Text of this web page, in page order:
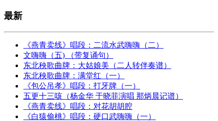
最新
《燕青卖线》唱段：二流水武嗨嗨（二）
文嗨嗨（五) （带复诵句）
东北秧歌曲牌：大姑娘美（二人转伴奏谱）
东北秧歌曲牌：满堂红（一）
《包公吊孝》唱段：打牙牌（一）
五更十三咳（杨金华 于晓菲演唱 那炳晨记谱）
《燕青卖线》唱段：对花胡胡腔
《白猿偷桃》唱段：硬口武嗨嗨（一）